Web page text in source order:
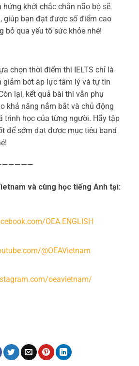
hứng khởi chắc chắn não bộ sẽ
giúp bạn đạt được số điểm cao
bỏ qua yếu tố sức khỏe nhé!
chọn thời điểm thi IELTS chỉ là
giảm bớt áp lực tâm lý và tự tin
lại, kết quả bài thi vẫn phụ
khả năng nắm bắt và chủ động
trình học của từng người. Hãy tập
để sớm đạt được mục tiêu band
và cùng học tiếng Anh tại:
OEA.ENGLISH
@OEAVietnam
oeavietnam/